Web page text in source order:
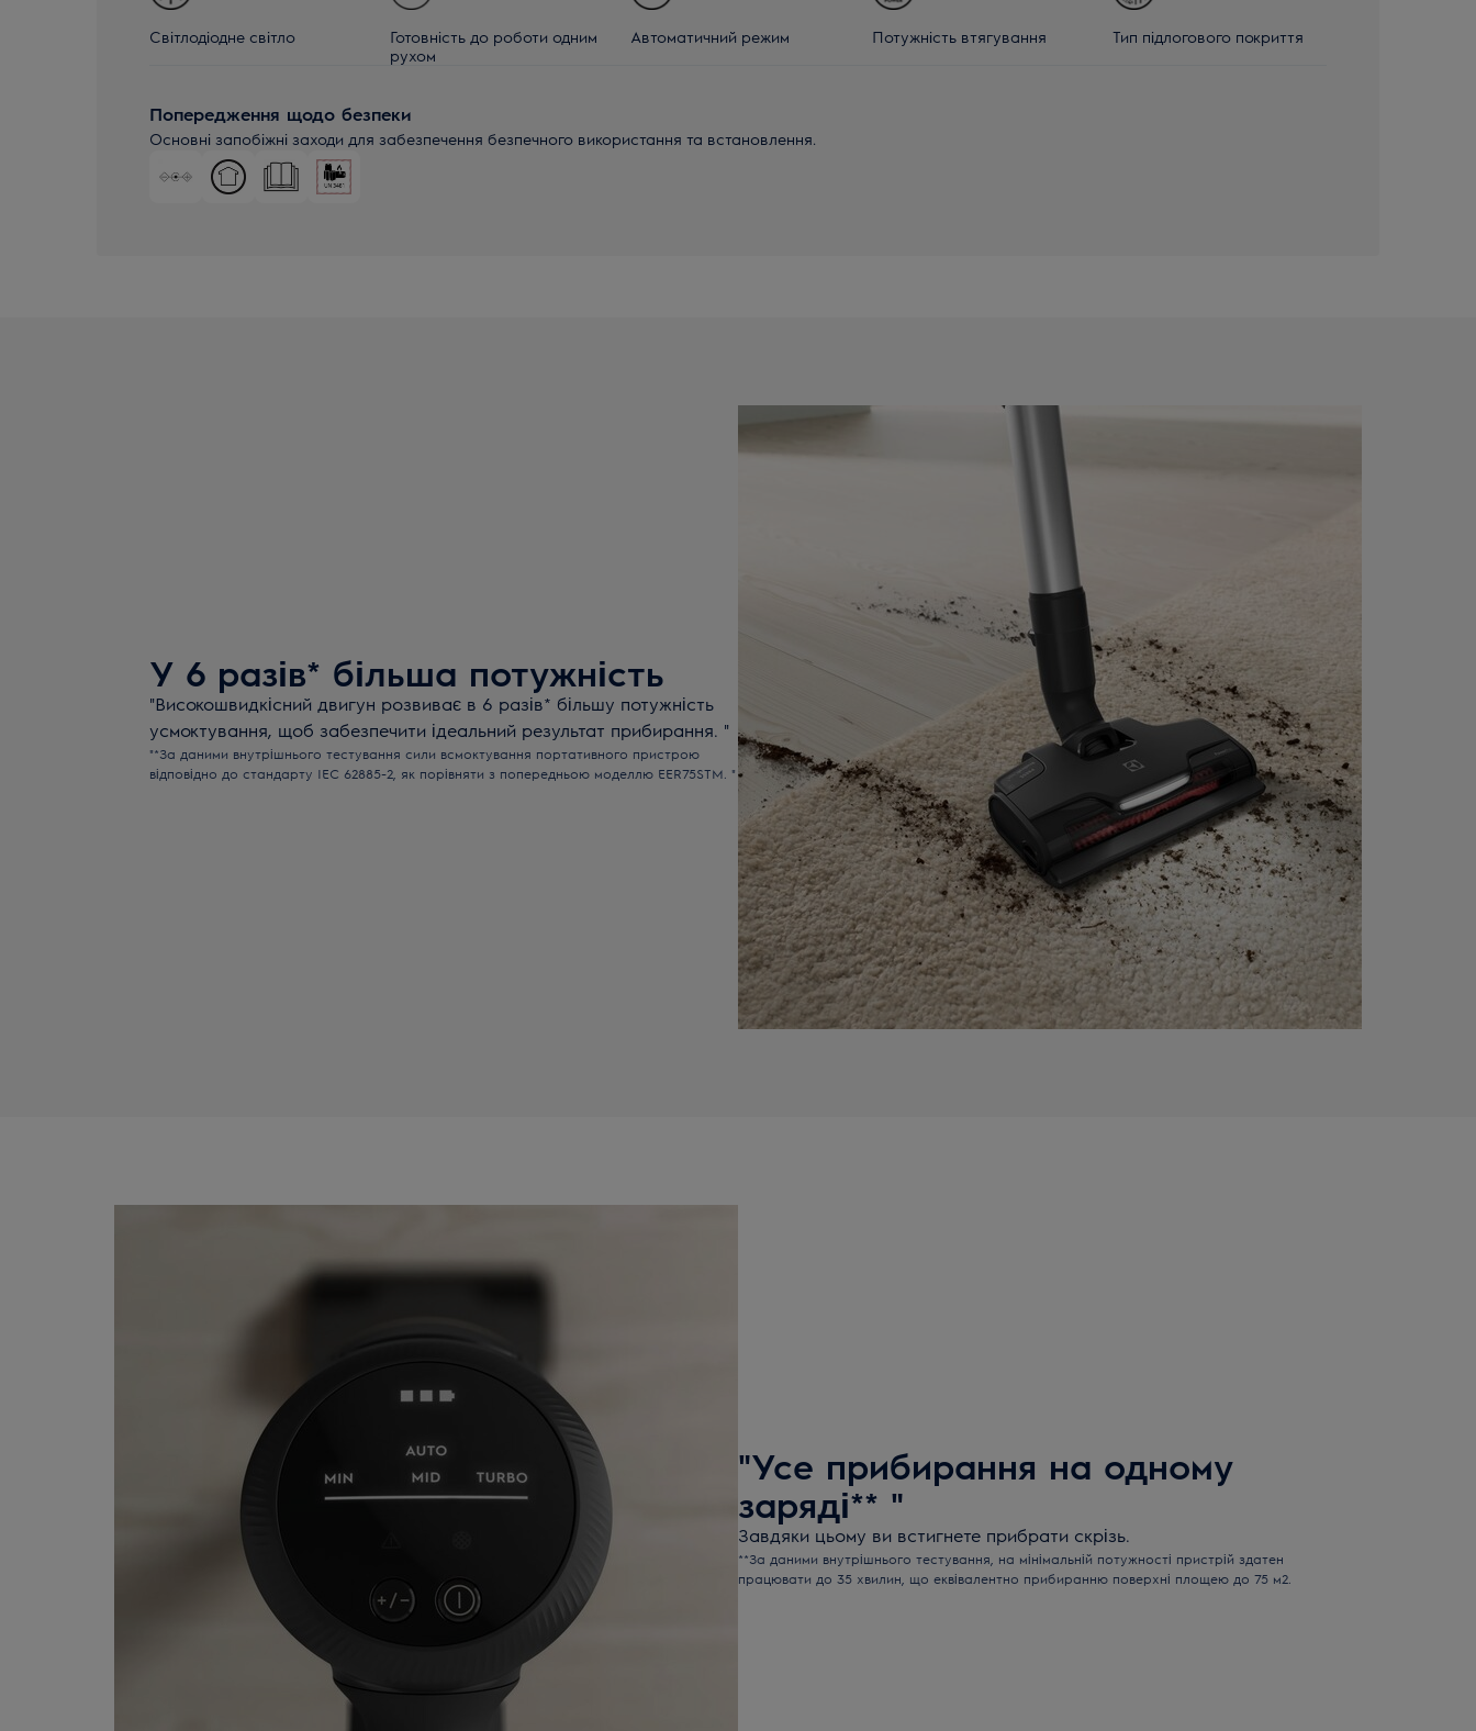
Світлодіодне світло
Готовність до роботи одним
рухом
Автоматичний режим Потужність втягування Тип підлогового покриття
Попередження щодо безпеки
Основні запобіжні заходи для забезпечення безпечного використання та встановлення.
У 6 разів* більша потужність
"Високошвидкісний двигун розвиває в 6 разів* більшу потужність
усмоктування, щоб забезпечити ідеальний результат прибирання. "
"*За даними внутрішнього тестування сили всмоктування портативного пристрою
відповідно до стандарту IEC 62885-2, як порівняти з попередньою моделлю EER75STM. "
"Усе прибирання на одному
заряді** "
Завдяки цьому ви встигнете прибрати скрізь.
**За даними внутрішнього тестування, на мінімальній потужності пристрій здатен
працювати до 35 хвилин, що еквівалентно прибиранню поверхні площею до 75 м2.